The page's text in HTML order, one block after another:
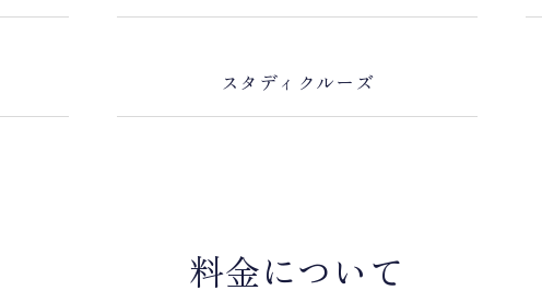
スタディクルーズ
料金について